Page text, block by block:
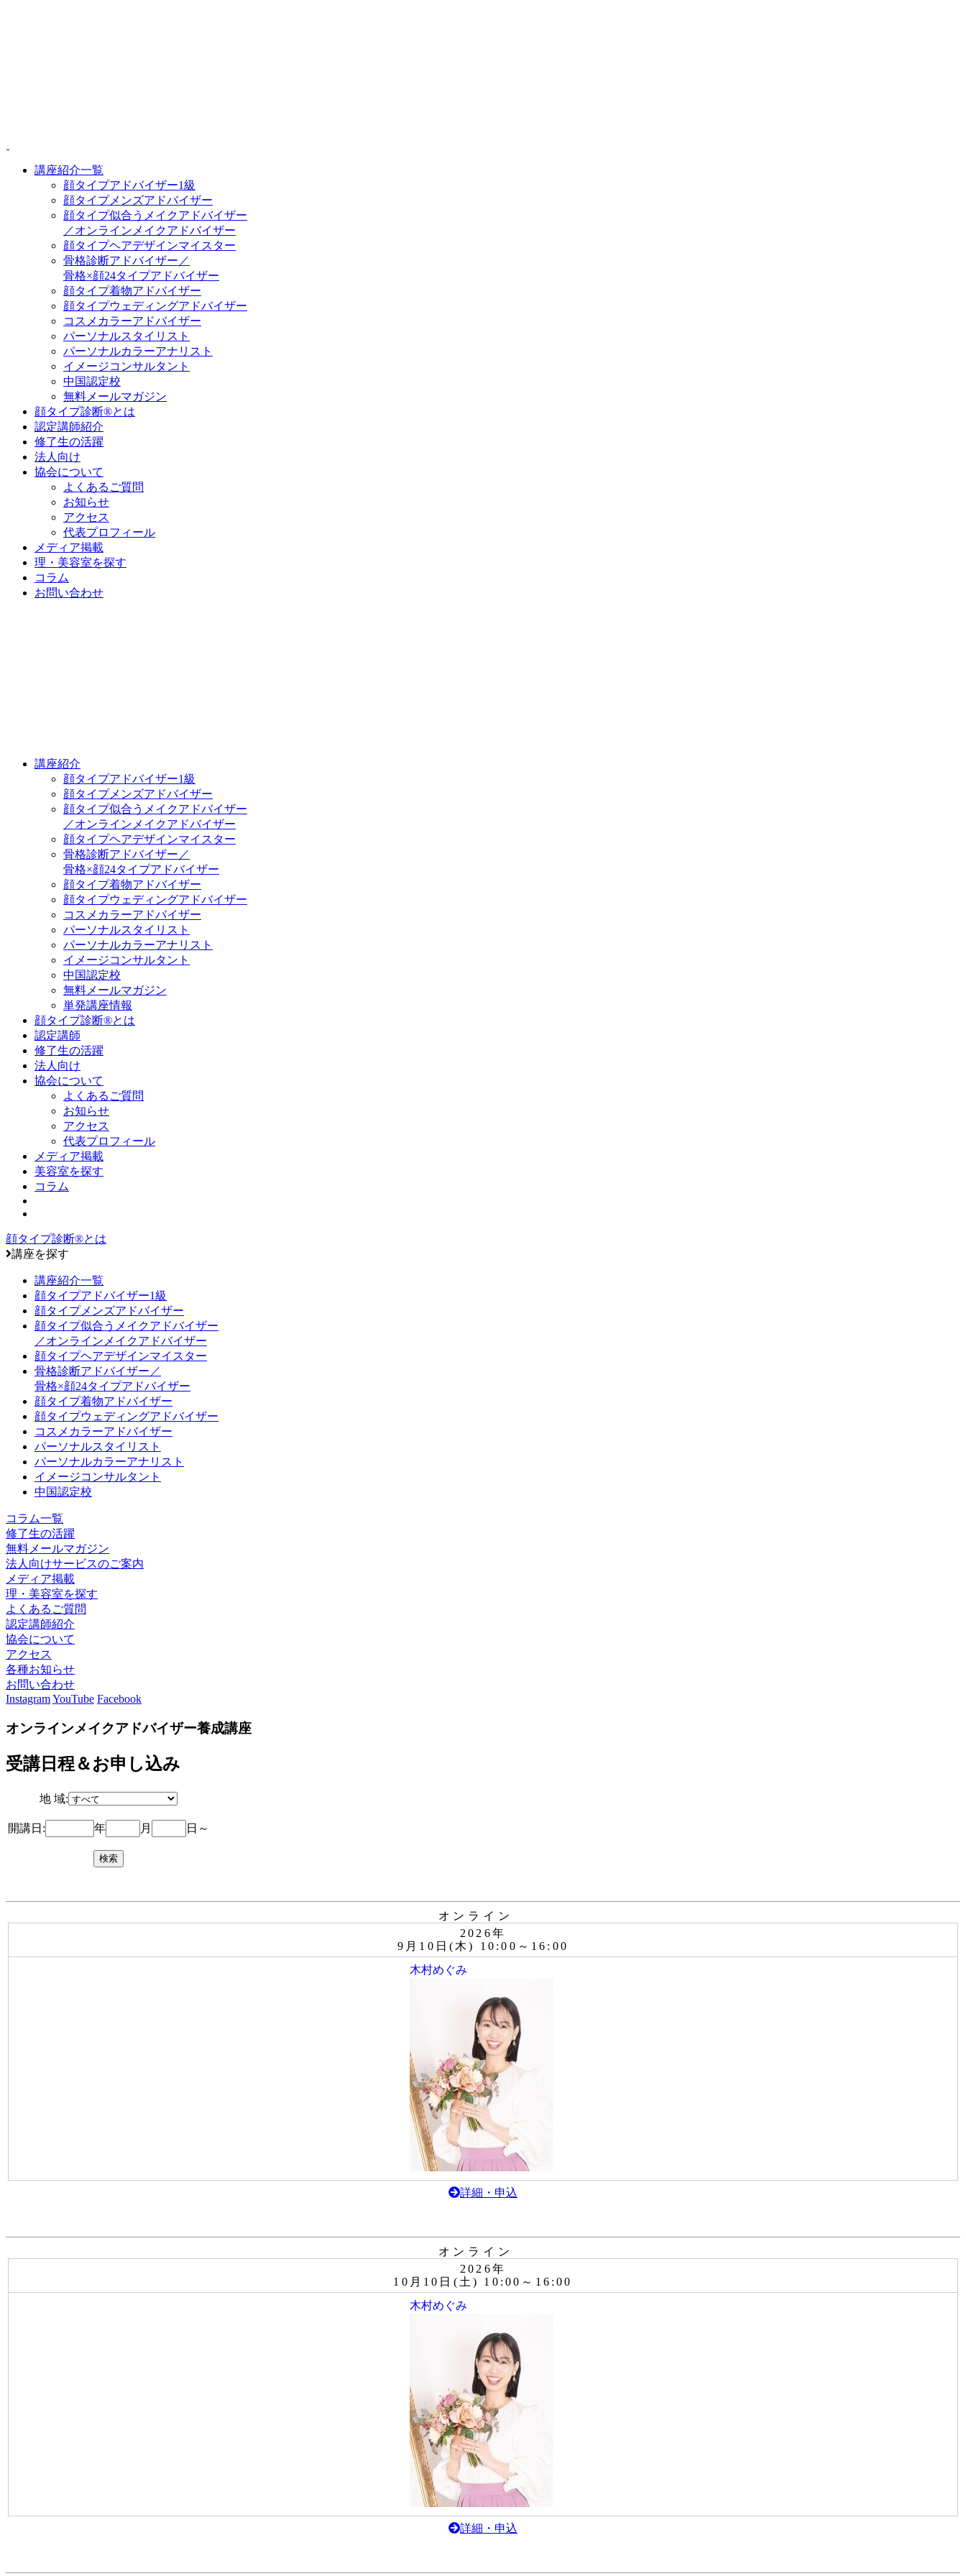
講座紹介一覧
顔タイプアドバイザー1級
顔タイプメンズアドバイザー
顔タイプ似合うメイクアドバイザー
／オンラインメイクアドバイザー
顔タイプヘアデザインマイスター
骨格診断アドバイザー／
骨格×顔24タイプアドバイザー
顔タイプ着物アドバイザー
顔タイプウェディングアドバイザー
コスメカラーアドバイザー
パーソナルスタイリスト
パーソナルカラーアナリスト
イメージコンサルタント
中国認定校
無料メールマガジン
顔タイプ診断®とは
認定講師紹介
修了生の活躍
法人向け
協会について
よくあるご質問
お知らせ
アクセス
代表プロフィール
メディア掲載
理・美容室を探す
コラム
お問い合わせ
講座紹介
顔タイプアドバイザー1級
顔タイプメンズアドバイザー
顔タイプ似合うメイクアドバイザー
／オンラインメイクアドバイザー
顔タイプヘアデザインマイスター
骨格診断アドバイザー／
骨格×顔24タイプアドバイザー
顔タイプ着物アドバイザー
顔タイプウェディングアドバイザー
コスメカラーアドバイザー
パーソナルスタイリスト
パーソナルカラーアナリスト
イメージコンサルタント
中国認定校
無料メールマガジン
単発講座情報
顔タイプ診断®とは
認定講師
修了生の活躍
法人向け
協会について
よくあるご質問
お知らせ
アクセス
代表プロフィール
メディア掲載
美容室を探す
コラム
顔タイプ診断®とは
講座を探す
講座紹介一覧
顔タイプアドバイザー1級
顔タイプメンズアドバイザー
顔タイプ似合うメイクアドバイザー
／オンラインメイクアドバイザー
顔タイプヘアデザインマイスター
骨格診断アドバイザー／
骨格×顔24タイプアドバイザー
顔タイプ着物アドバイザー
顔タイプウェディングアドバイザー
コスメカラーアドバイザー
パーソナルスタイリスト
パーソナルカラーアナリスト
イメージコンサルタント
中国認定校
コラム一覧
修了生の活躍
無料メールマガジン
法人向けサービスのご案内
メディア掲載
理・美容室を探す
よくあるご質問
認定講師紹介
協会について
アクセス
各種お知らせ
お問い合わせ
InstagramYouTube Facebook
オンラインメイクアドバイザー養成講座
受講日程＆お申し込み
地 域:
開講日: 年 月 日～
オンライン
2026年
9月10日(木) 10:00～16:00
木村めぐみ
詳細・申込
オンライン
2026年
10月10日(土) 10:00～16:00
木村めぐみ
詳細・申込